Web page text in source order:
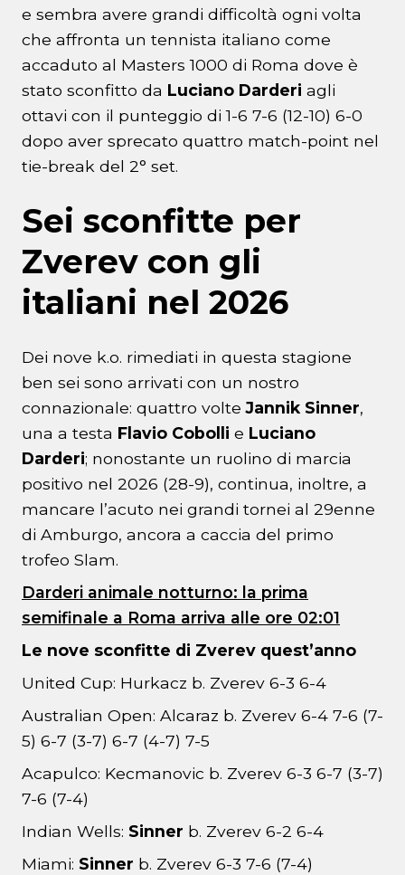
e sembra avere grandi difficoltà ogni volta
che affronta un tennista italiano come
accaduto al Masters 1000 di Roma dove è
stato sconfitto da Luciano Darderi agli
ottavi con il punteggio di 1-6 7-6 (12-10) 6-0
dopo aver sprecato quattro match-point nel
tie-break del 2° set.
Sei sconfitte per
Zverev con gli
italiani nel 2026
Dei nove k.o. rimediati in questa stagione
ben sei sono arrivati con un nostro
connazionale: quattro volteJannik Sinner,
una a testa Flavio Cobolli e Luciano
Darderi; nonostante un ruolino di marcia
positivo nel 2026 (28-9), continua, inoltre, a
mancare l’acuto nei grandi tornei al 29enne
di Amburgo, ancora a caccia del primo
trofeo Slam.
Darderi animale notturno: la prima
semifinale a Roma arriva alle ore 02:01
Le nove sconfitte di Zverev quest’anno
United Cup: Hurkacz b. Zverev 6-3 6-4
Australian Open: Alcaraz b. Zverev 6-4 7-6 (7-
5) 6-7 (3-7) 6-7 (4-7) 7-5
Acapulco: Kecmanovic b. Zverev 6-3 6-7 (3-7)
7-6 (7-4)
Indian Wells: Sinner b. Zverev 6-2 6-4
Miami: Sinner b. Zverev 6-3 7-6 (7-4)